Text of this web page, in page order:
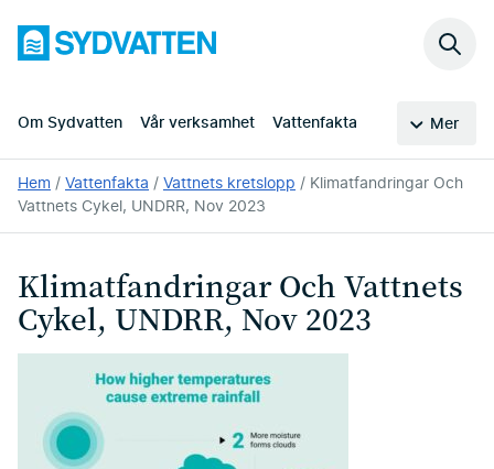
huvudinnehållet
Sydvatten
Om Sydvatten Vår verksamhet Vattenfakta Mer
Sök
Du
är
här:
Hem Vattenfakta Vattnets kretslopp
Klimatfandringar Och
Vattnets Cykel, UNDRR, Nov 2023
Klimatfandringar Och Vattnets
Cykel, UNDRR, Nov 2023